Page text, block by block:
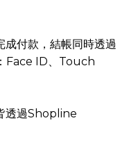
成付款，結帳同時透過
Face ID、Touch
透過Shopline